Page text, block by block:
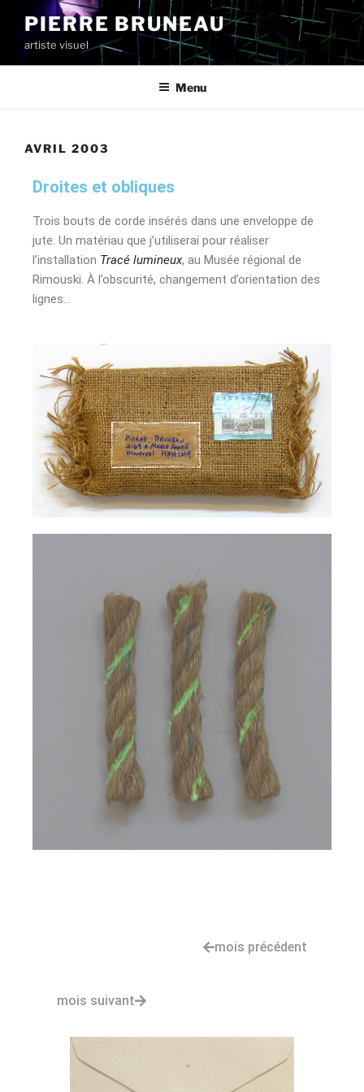
PIERRE BRUNEAU
artiste visuel
Menu
AVRIL 2003
Droites et obliques
Trois bouts de corde insérés dans une enveloppe de
jute. Un matériau que j’utiliserai pour réaliser
l’installation Tracé lumineux, au Musée régional de
Rimouski. À l’obscurité, changement d’orientation des
lignes…
mois précédent
mois suivant